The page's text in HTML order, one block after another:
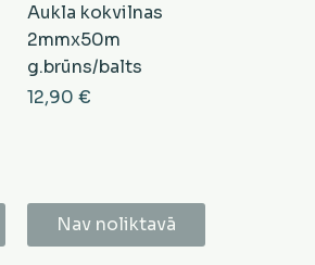
Aukla kokvilnas
2mmx50m
g.brūns/balts
Cena
12,90 €
Nav noliktavā